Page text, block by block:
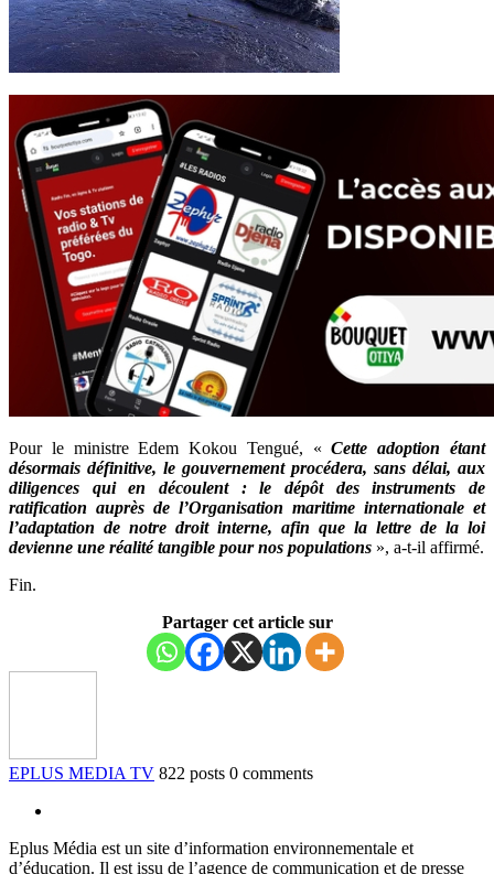
Pour le ministre Edem Kokou Tengué, «Cette adoption étant
désormais définitive, le gouvernement procédera, sans délai, aux
diligences qui en découlent : le dépôt des instruments de
ratification auprès de l’Organisation maritime internationale et
l’adaptation de notre droit interne, afin que la lettre de la loi
devienne une réalité tangible pour nos populations », a-t-il affirmé.
Fin.
Partager cet article sur
EPLUS MEDIA TV 822 posts 0 comments
Eplus Média est un site d’information environnementale et
d’éducation. Il est issu de l’agence de communication et de presse